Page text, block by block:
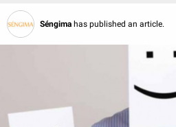
Séngima has published an article.